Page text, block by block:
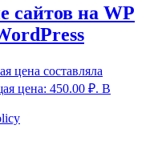
сайтов на WP
цена составляла
цена: 450.00 ₽. В